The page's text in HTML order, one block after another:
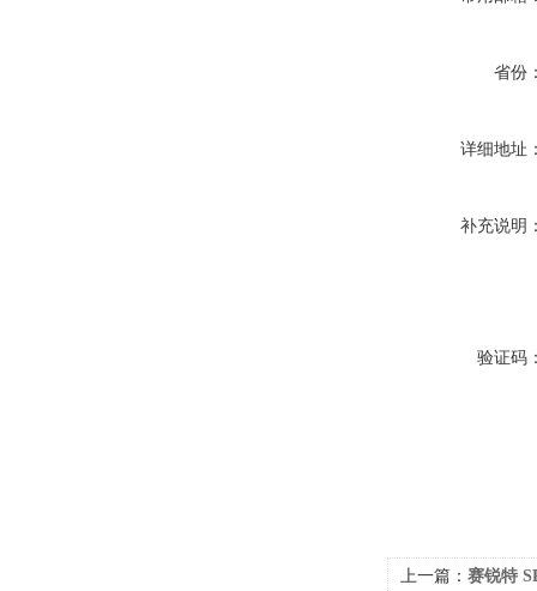
省份
详细地址
补充说明
验证码
上一篇： 赛锐特